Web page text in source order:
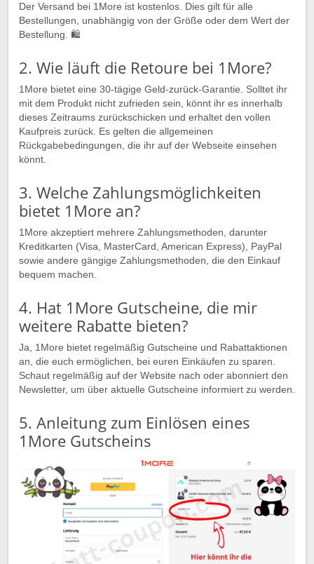
Der Versand bei 1More ist kostenlos. Dies gilt für alle
Bestellungen, unabhängig von der Größe oder dem Wert der
Bestellung. 🛍️
2. Wie läuft die Retoure bei 1More?
1More bietet eine 30-tägige Geld-zurück-Garantie. Solltet ihr
mit dem Produkt nicht zufrieden sein, könnt ihr es innerhalb
dieses Zeitraums zurückschicken und erhaltet den vollen
Kaufpreis zurück. Es gelten die allgemeinen
Rückgabebedingungen, die ihr auf der Webseite einsehen
könnt.
3. Welche Zahlungsmöglichkeiten
bietet 1More an?
1More akzeptiert mehrere Zahlungsmethoden, darunter
Kreditkarten (Visa, MasterCard, American Express), PayPal
sowie andere gängige Zahlungsmethoden, die den Einkauf
bequem machen.
4. Hat 1More Gutscheine, die mir
weitere Rabatte bieten?
Ja, 1More bietet regelmäßig Gutscheine und Rabattaktionen
an, die euch ermöglichen, bei euren Einkäufen zu sparen.
Schaut regelmäßig auf der Website nach oder abonniert den
Newsletter, um über aktuelle Gutscheine informiert zu werden.
5. Anleitung zum Einlösen eines
1More Gutscheins